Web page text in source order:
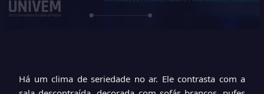
Há um clima de seriedade no ar. Ele contrasta com a